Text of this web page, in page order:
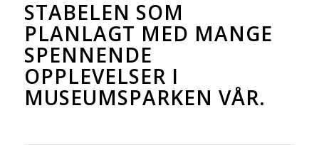
STABELEN SOM
PLANLAGT MED MANGE
SPENNENDE
OPPLEVELSER I
MUSEUMSPARKEN VÅR.